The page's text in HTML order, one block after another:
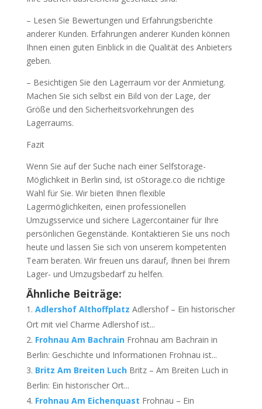
– Lesen Sie Bewertungen und Erfahrungsberichte
anderer Kunden. Erfahrungen anderer Kunden können
Ihnen einen guten Einblick in die Qualität des Anbieters
geben.
– Besichtigen Sie den Lagerraum vor der Anmietung.
Machen Sie sich selbst ein Bild von der Lage, der
Größe und den Sicherheitsvorkehrungen des
Lagerraums.
Fazit
Wenn Sie auf der Suche nach einer Selfstorage-
Möglichkeit in Berlin sind, ist oStorage.co die richtige
Wahl für Sie. Wir bieten Ihnen flexible
Lagermöglichkeiten, einen professionellen
Umzugsservice und sichere Lagercontainer für Ihre
persönlichen Gegenstände. Kontaktieren Sie uns noch
heute und lassen Sie sich von unserem kompetenten
Team beraten. Wir freuen uns darauf, Ihnen bei Ihrem
Lager- und Umzugsbedarf zu helfen.
Ähnliche Beiträge:
Adlershof Althoffplatz Adlershof – Ein historischer
Ort mit viel Charme Adlershof ist...
Frohnau Am Bachrain Frohnau am Bachrain in
Berlin: Geschichte und Informationen Frohnau ist...
Britz Am Breiten Luch Britz – Am Breiten Luch in
Berlin: Ein historischer Ort...
Frohnau Am Eichenquast Frohnau – Ein